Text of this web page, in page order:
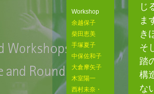
Workshop
余越保子
柴田恵美
手塚夏子
中保佐和子
大倉摩矢子
木室陽一
西村未奈・
じ
ま
き
そ
踏
構
な